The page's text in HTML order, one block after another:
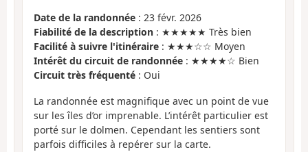
Date de la randonnée : 23 févr. 2026
Fiabilité de la description : ★★★★★ Très bien
Facilité à suivre l'itinéraire : ★★★☆☆ Moyen
Intérêt du circuit de randonnée : ★★★★☆ Bien
Circuit très fréquenté : Oui
La randonnée est magnifique avec un point de vue
sur les îles d’or imprenable. L’intérêt particulier est
porté sur le dolmen. Cependant les sentiers sont
parfois difficiles à repérer sur la carte.